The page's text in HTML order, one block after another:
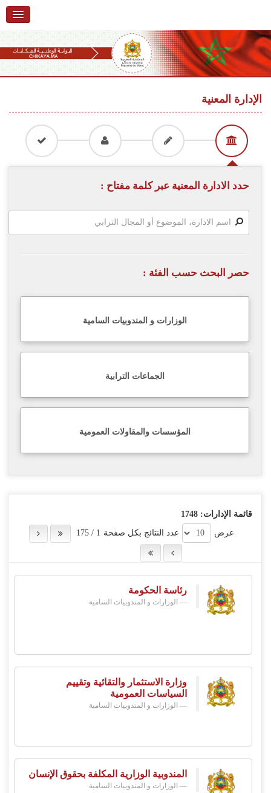
الرئيسية
حول البوابة
تقديم شكاية
تتبع شكاية
تقديم ملاحظة
إحصائيات
اللغة
Français
navigation
content
الإدارة المعنية
حدد الادارة المعنية عبر كلمة مفتاح :
حصر البحث حسب الفئة :
الوزارات و المندوبيات السامية
الجماعات الترابية
المؤسسات والمقاولات العمومية
قائمة الإدارات: 1748
عرض
عدد النتائج بكل صفحة 1
/
175
رئاسة الحكومة
الوزارات و المندوبيات السامية
وزارة الاستثمار والتقائية وتقييم
السياسات العمومية
الوزارات و المندوبيات السامية
المندوبية الوزارية المكلفة بحقوق الإنسان
الوزارات و المندوبيات السامية